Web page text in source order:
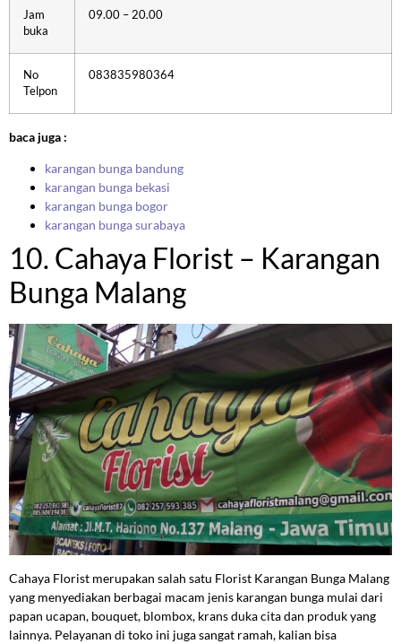
Jam
buka
09.00 – 20.00
No
Telpon
083835980364
baca juga :
karangan bunga bandung
karangan bunga bekasi
karangan bunga bogor
karangan bunga surabaya
10. Cahaya Florist – Karangan
Bunga Malang
Cahaya Florist merupakan salah satu Florist Karangan Bunga Malang
yang menyediakan berbagai macam jenis karangan bunga mulai dari
papan ucapan, bouquet, blombox, krans duka cita dan produk yang
lainnya. Pelayanan di toko ini juga sangat ramah, kalian bisa